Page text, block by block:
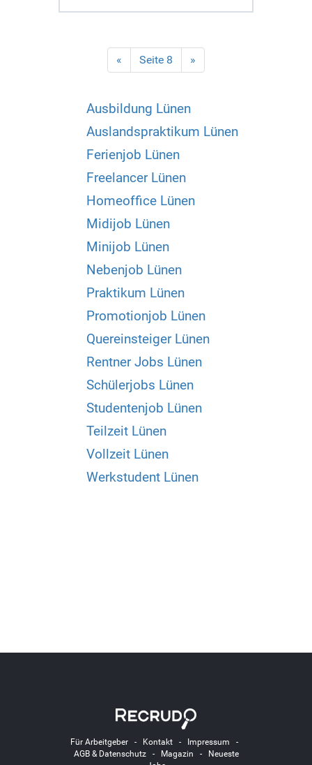
« Seite 8 »
Ausbildung Lünen
Auslandspraktikum Lünen
Ferienjob Lünen
Freelancer Lünen
Homeoffice Lünen
Midijob Lünen
Minijob Lünen
Nebenjob Lünen
Praktikum Lünen
Promotionjob Lünen
Quereinsteiger Lünen
Rentner Jobs Lünen
Schülerjobs Lünen
Studentenjob Lünen
Teilzeit Lünen
Vollzeit Lünen
Werkstudent Lünen
Für Arbeitgeber- Kontakt- Impressum -
AGB & Datenschutz- Magazin -
Neueste